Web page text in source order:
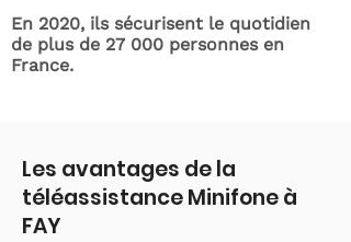
En 2020, ils sécurisent le quotidien
de plus de 27 000 personnes en
France.
Les avantages de la
téléassistance Minifone à
FAY